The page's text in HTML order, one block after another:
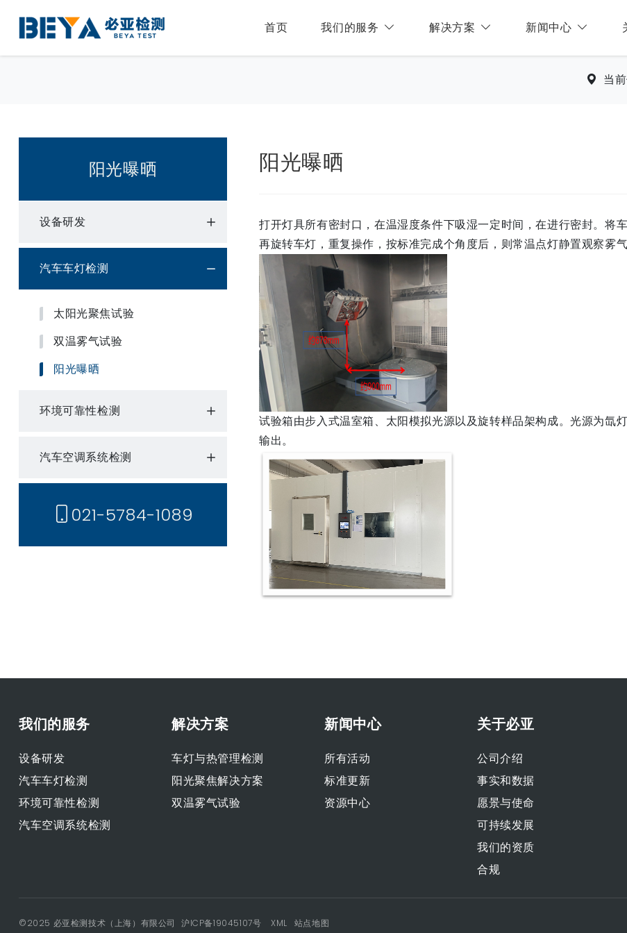
首页 我们的服务 解决方案 新闻中心
当
阳光曝晒
设备研发
汽车车灯检测
太阳光聚焦试验
双温雾气试验
阳光曝晒
环境可靠性检测
汽车空调系统检测
021-5784-1089
阳光曝晒
打开灯具所有密封口，在温湿度条件下吸湿一定时间，在进行密封。将
再旋转车灯，重复操作，按标准完成个角度后，则常温点灯静置观察雾
试验箱由步入式温室箱、太阳模拟光源以及旋转样品架构成。光源为氙
输出。
我们的服务
设备研发
汽车车灯检测
环境可靠性检测
汽车空调系统检测
解决方案
车灯与热管理检测
阳光聚焦解决方案
双温雾气试验
新闻中心
所有活动
标准更新
资源中心
关于必亚
公司介绍
事实和数据
愿景与使命
可持续发展
我们的资质
合规
©2025 必亚检测技术（上海）有限公司 沪ICP备19045107号 XML 站点地图